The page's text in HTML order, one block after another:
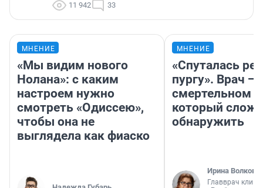
11 942 33
МНЕНИЕ
«Мы видим нового
Нолана»: с каким
настроем нужно
смотреть «Одиссею»,
чтобы она не
выглядела как фиаско
МНЕНИЕ
«Спуталась
пургу». Врач —
смертельном
который
обнаружить
Ирина Волкова
Главврач